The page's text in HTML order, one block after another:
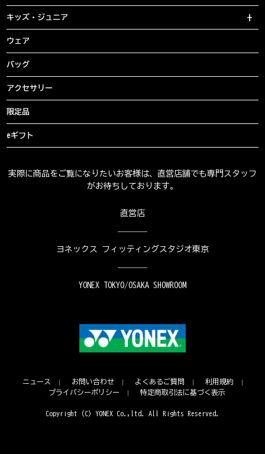
キッズ・ジュニア
ウェア
バッグ
アクセサリー
限定品
eギフト
実際に商品をご覧になりたいお客様は、直営店舗でも専門スタッフ
がお待ちしております。
直営店
ヨネックス フィッティングスタジオ東京
YONEX TOKYO/OSAKA SHOWROOM
ニュース お問い合わせ よくあるご質問
利用規約
プライバシーポリシー
特定商取引法に基づく表示
Copyright (C) YONEX Co.,ltd. All Rights Reserved.